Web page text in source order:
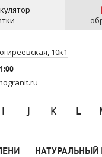
10к1
I J K L
НАТУРАЛЬНЫЙ